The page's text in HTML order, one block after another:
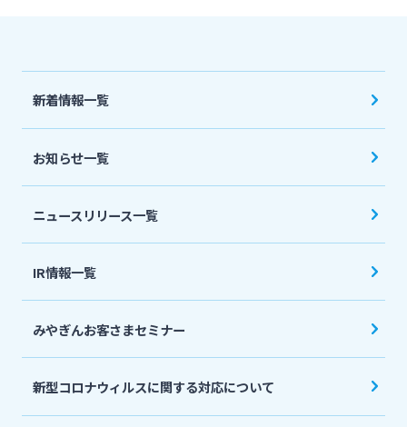
株主・投資家の皆さま
採用情報
お問い合わせ先一覧
新着情報一覧
お知らせ一覧
ニュースリリース一覧
IR情報一覧
みやぎんお客さまセミナー
新型コロナウィルスに関する対応について